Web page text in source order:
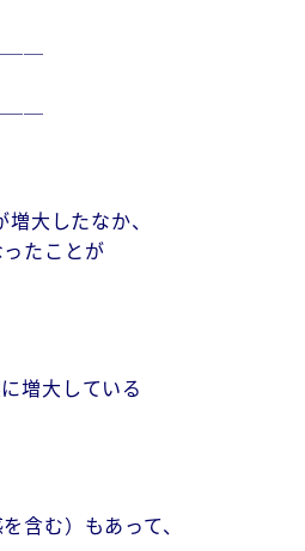
大したなか、
たことが
増大している
含む）もあって、